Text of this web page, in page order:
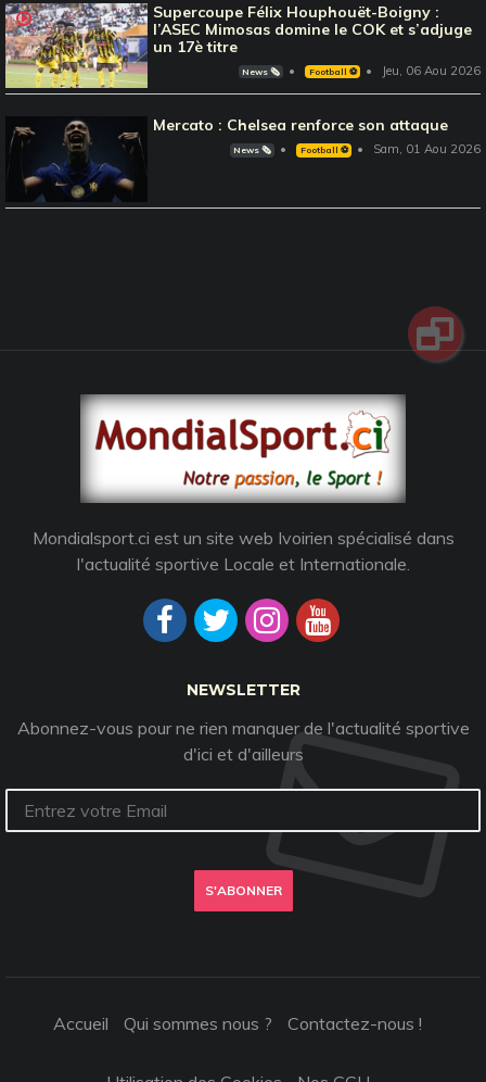
Supercoupe Félix Houphouët-Boigny :
l’ASEC Mimosas domine le COK et s’adjuge
un 17è titre
News 🗞️ Football ⚽️ Jeu, 06 Aou 2026
Mercato : Chelsea renforce son attaque
News 🗞️ Football ⚽️ Sam, 01 Aou 2026
Mondialsport.ci est un site web Ivoirien spécialisé dans
l'actualité sportive Locale et Internationale.
NEWSLETTER
Abonnez-vous pour ne rien manquer de l'actualité sportive
d'ici et d'ailleurs
S'ABONNER
Accueil Qui sommes nous ? Contactez-nous !